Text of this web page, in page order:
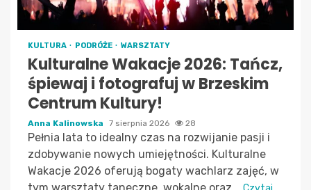
KULTURA PODRÓŻE WARSZTATY
Kulturalne Wakacje 2026: Tańcz,
śpiewaj i fotografuj w Brzeskim
Centrum Kultury!
Anna Kalinowska 7 sierpnia 2026 28
Pełnia lata to idealny czas na rozwijanie pasji i
zdobywanie nowych umiejętności. Kulturalne
Wakacje 2026 oferują bogaty wachlarz zajęć, w